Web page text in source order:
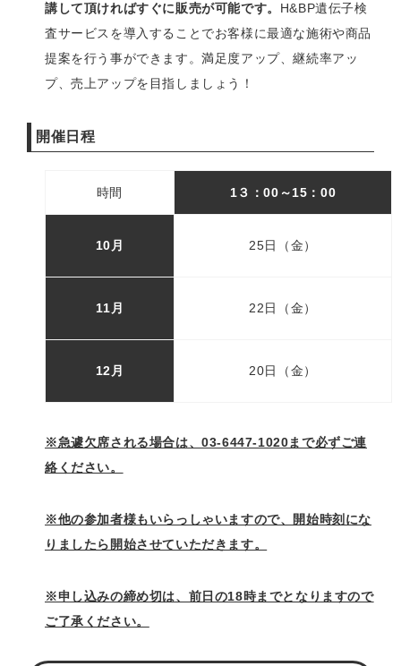
講して頂ければすぐに販売が可能です。 H&BP遺伝子検
査サービスを導入することでお客様に最適な施術や商品
提案を行う事ができます。満足度アップ、継続率アッ
プ、売上アップを目指しましょう！
開催日程
時間 1３：00～15：00
10月 25日（金）
11月 22日（金）
12月 20日（金）
※急遽欠席される場合は、03-6447-1020まで必ずご連
絡ください。
※他の参加者様もいらっしゃいますので、開始時刻にな
りましたら開始させていただきます。
※申し込みの締め切は、前日の18時までとなりますので
ご了承ください。